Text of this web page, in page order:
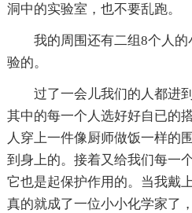
洞中的实验室，也不要乱跑。
我的周围还有二组8个人
验的。
过了一会儿我们的人都进
其中的每一个人选好好自已的
人穿上一件像厨师做饭一样的
到身上的。接着又给我们每一
它也是起保护作用的。当我戴
真的就成了一位小小化学家了